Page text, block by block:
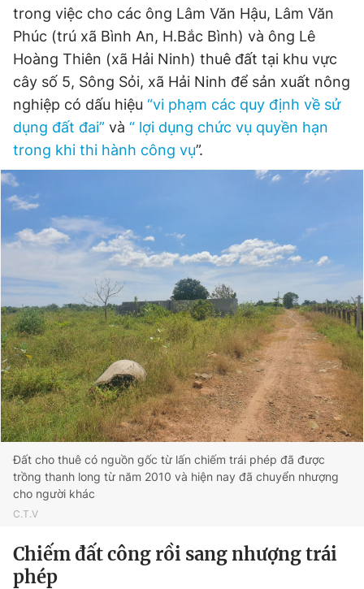
trong việc cho các ông Lâm Văn Hậu, Lâm Văn
Phúc (trú xã Bình An, H.Bắc Bình) và ông Lê
Hoàng Thiên (xã Hải Ninh) thuê đất tại khu vực
cây số 5, Sông Sỏi, xã Hải Ninh để sản xuất nông
nghiệp có dấu hiệu “vi phạm các quy định về sử
dụng đất đai” và “ lợi dụng chức vụ quyền hạn
trong khi thi hành công vụ”.
Đất cho thuê có nguồn gốc từ lấn chiếm trái phép đã được
trồng thanh long từ năm 2010 và hiện nay đã chuyển nhượng
cho người khác
C.T.V
Chiếm đất công rồi sang nhượng trái
phép